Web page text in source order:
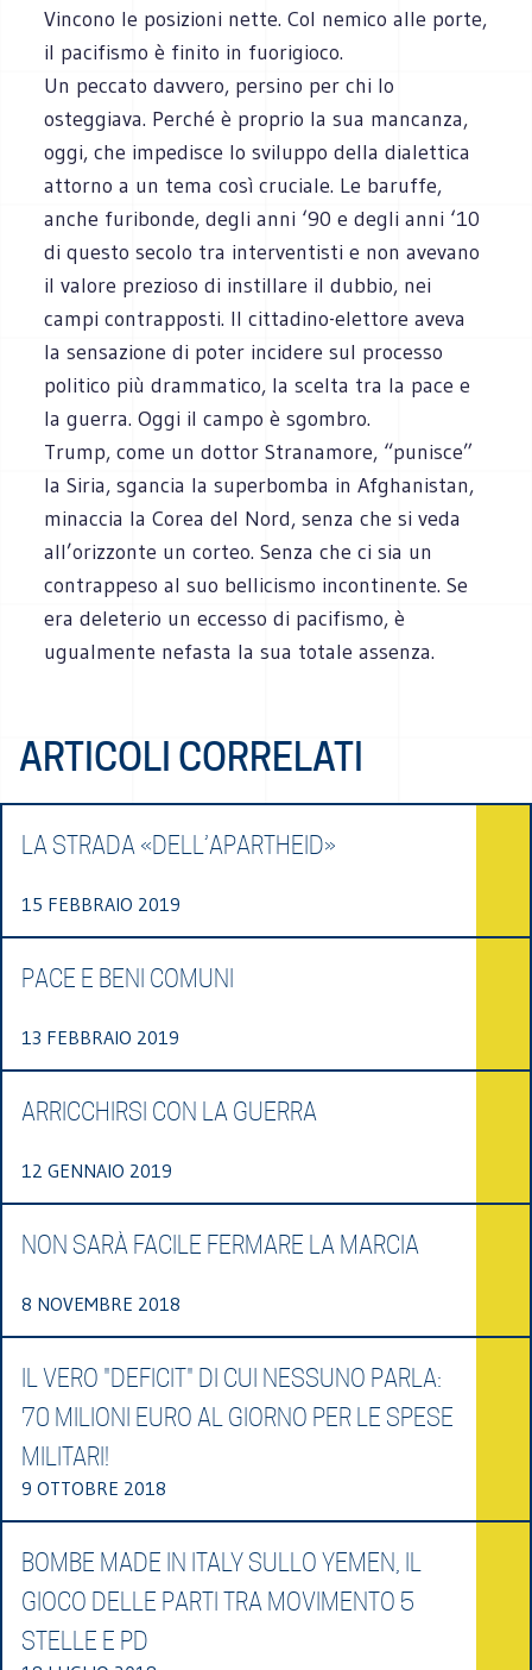
Vincono le posizioni nette. Col nemico alle porte,
il pacifismo è finito in fuorigioco.
Un peccato davvero, persino per chi lo
osteggiava. Perché è proprio la sua mancanza,
oggi, che impedisce lo sviluppo della dialettica
attorno a un tema così cruciale. Le baruffe,
anche furibonde, degli anni ‘90 e degli anni ‘10
di questo secolo tra interventisti e non avevano
il valore prezioso di instillare il dubbio, nei
campi contrapposti. Il cittadino-elettore aveva
la sensazione di poter incidere sul processo
politico più drammatico, la scelta tra la pace e
la guerra. Oggi il campo è sgombro.
Trump, come un dottor Stranamore, “punisce”
la Siria, sgancia la superbomba in Afghanistan,
minaccia la Corea del Nord, senza che si veda
all’orizzonte un corteo. Senza che ci sia un
contrappeso al suo bellicismo incontinente. Se
era deleterio un eccesso di pacifismo, è
ugualmente nefasta la sua totale assenza.
ARTICOLI CORRELATI
LA STRADA «DELL’APARTHEID»
15 FEBBRAIO 2019
PACE E BENI COMUNI
13 FEBBRAIO 2019
ARRICCHIRSI CON LA GUERRA
12 GENNAIO 2019
NON SARÀ FACILE FERMARE LA MARCIA
8 NOVEMBRE 2018
IL VERO "DEFICIT" DI CUI NESSUNO PARLA:
70 MILIONI EURO AL GIORNO PER LE SPESE
MILITARI!
9 OTTOBRE 2018
BOMBE MADE IN ITALY SULLO YEMEN, IL
GIOCO DELLE PARTI TRA MOVIMENTO 5
STELLE E PD